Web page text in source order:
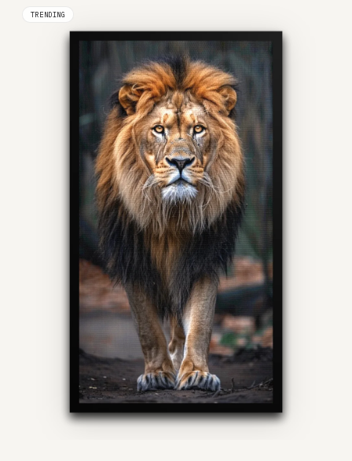
TRENDING